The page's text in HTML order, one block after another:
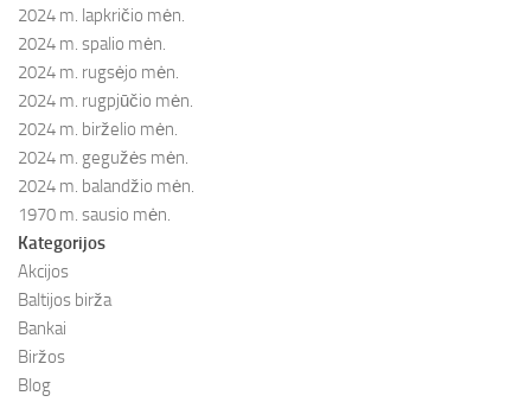
2024 m. lapkričio mėn.
2024 m. spalio mėn.
2024 m. rugsėjo mėn.
2024 m. rugpjūčio mėn.
2024 m. birželio mėn.
2024 m. gegužės mėn.
2024 m. balandžio mėn.
1970 m. sausio mėn.
Kategorijos
Akcijos
Baltijos birža
Bankai
Biržos
Blog